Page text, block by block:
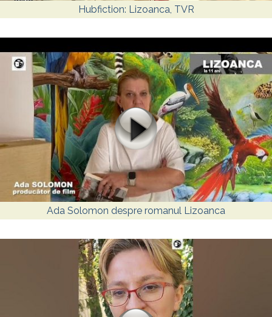
Hubfiction: Lizoanca, TVR
Ada Solomon despre romanul Lizoanca